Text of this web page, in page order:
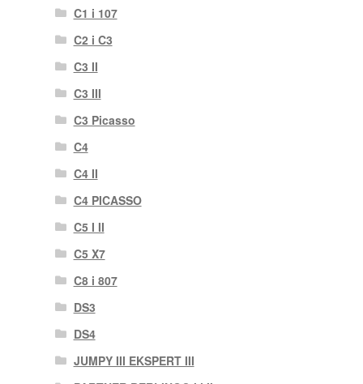
C1 i 107
C2 i C3
C3 II
C3 III
C3 Picasso
C4
C4 II
C4 PICASSO
C5 I II
C5 X7
C8 i 807
DS3
DS4
JUMPY III EKSPERT III